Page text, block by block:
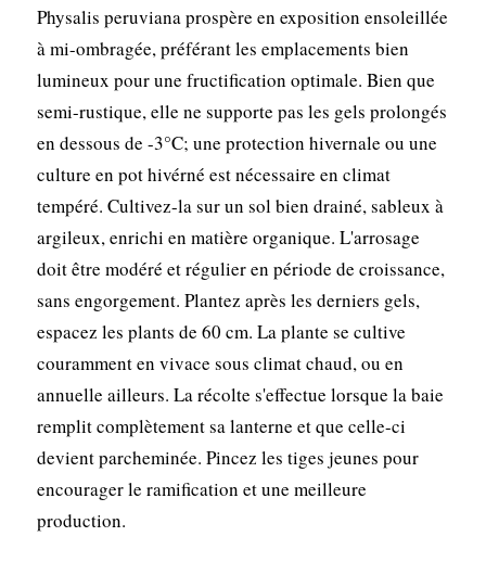
Physalis peruviana prospère en exposition ensoleillée
à mi-ombragée, préférant les emplacements bien
lumineux pour une fructification optimale. Bien que
semi-rustique, elle ne supporte pas les gels prolongés
en dessous de -3°C; une protection hivernale ou une
culture en pot hivérné est nécessaire en climat
tempéré. Cultivez-la sur un sol bien drainé, sableux à
argileux, enrichi en matière organique. L'arrosage
doit être modéré et régulier en période de croissance,
sans engorgement. Plantez après les derniers gels,
espacez les plants de 60 cm. La plante se cultive
couramment en vivace sous climat chaud, ou en
annuelle ailleurs. La récolte s'effectue lorsque la baie
remplit complètement sa lanterne et que celle-ci
devient parcheminée. Pincez les tiges jeunes pour
encourager le ramification et une meilleure
production.